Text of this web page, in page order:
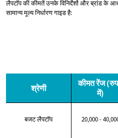
लैपटॉप की कीमतें उनके विनिर्देशों और ब्रांड के
सामान्य मूल्य निर्धारण गाइड है:
श्रेणी
कीमत रेंज
में)
बजट लैपटॉप 20,000 -